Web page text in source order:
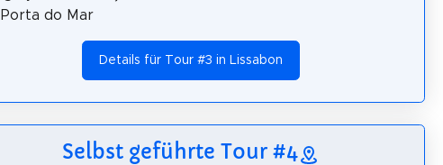
Porta do Mar
Details für Tour #3 in Lissabon
Selbst geführte Tour #4